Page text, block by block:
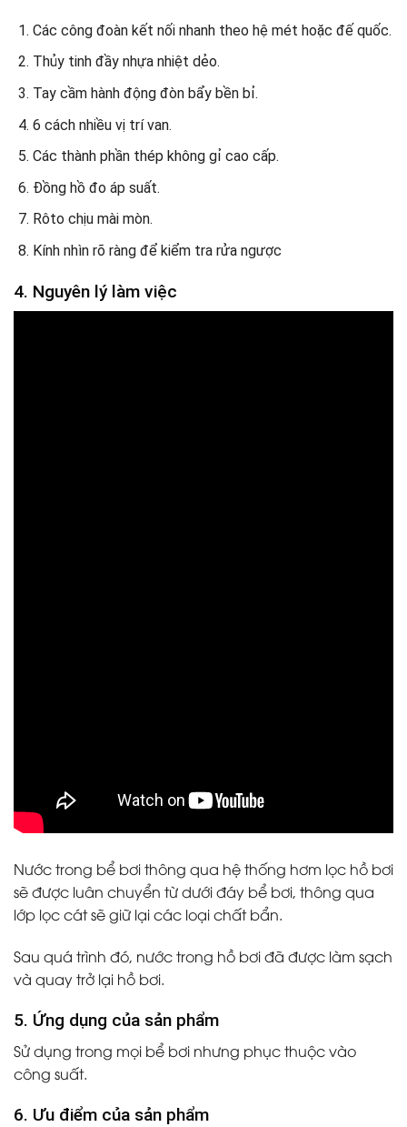
Các công đoàn kết nối nhanh theo hệ mét hoặc đế quốc.
Thủy tinh đầy nhựa nhiệt dẻo.
Tay cầm hành động đòn bẩy bền bỉ.
6 cách nhiều vị trí van.
Các thành phần thép không gỉ cao cấp.
Đồng hồ đo áp suất.
Rôto chịu mài mòn.
Kính nhìn rõ ràng để kiểm tra rửa ngược
4. Nguyên lý làm việc
Nước trong bể bơi thông qua hệ thống hơm lọc hồ bơi
sẽ được luân chuyển từ dưới đáy bể bơi, thông qua
lớp lọc cát sẽ giữ lại các loại chất bẩn.
Sau quá trình đó, nước trong hồ bơi đã được làm sạch
và quay trở lại hồ bơi.
5. Ứng dụng của sản phẩm
Sử dụng trong mọi bể bơi nhưng phục thuộc vào
công suất.
6. Ưu điểm của sản phẩm